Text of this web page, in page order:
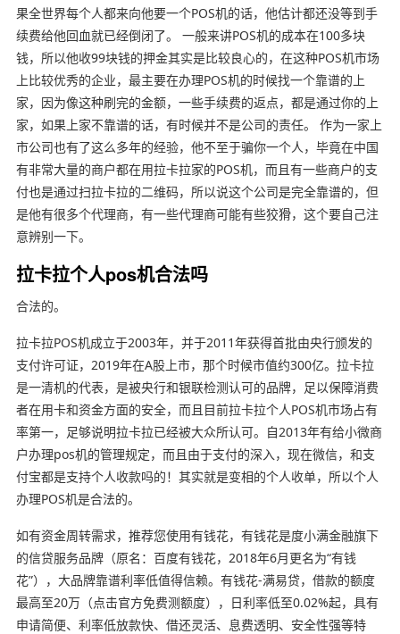
果全世界每个人都来向他要一个POS机的话，他估计都还没等到手
续费给他回血就已经倒闭了。 一般来讲POS机的成本在100多块
钱，所以他收99块钱的押金其实是比较良心的，在这种POS机市场
上比较优秀的企业，最主要在办理POS机的时候找一个靠谱的上
家，因为像这种刷完的金额，一些手续费的返点，都是通过你的上
家，如果上家不靠谱的话，有时候并不是公司的责任。 作为一家上
市公司也有了这么多年的经验，他不至于骗你一个人，毕竟在中国
有非常大量的商户都在用拉卡拉家的POS机，而且有一些商户的支
付也是通过扫拉卡拉的二维码，所以说这个公司是完全靠谱的，但
是他有很多个代理商，有一些代理商可能有些狡猾，这个要自己注
意辨别一下。
拉卡拉个人pos机合法吗
合法的。
拉卡拉POS机成立于2003年，并于2011年获得首批由央行颁发的
支付许可证，2019年在A股上市，那个时候市值约300亿。拉卡拉
是一清机的代表，是被央行和银联检测认可的品牌，足以保障消费
者在用卡和资金方面的安全，而且目前拉卡拉个人POS机市场占有
率第一，足够说明拉卡拉已经被大众所认可。自2013年有给小微商
户办理pos机的管理规定，而且由于支付的深入，现在微信，和支
付宝都是支持个人收款吗的！其实就是变相的个人收单，所以个人
办理POS机是合法的。
如有资金周转需求，推荐您使用有钱花，有钱花是度小满金融旗下
的信贷服务品牌（原名：百度有钱花，2018年6月更名为“有钱
花”），大品牌靠谱利率低值得信赖。有钱花-满易贷，借款的额度
最高至20万（点击官方免费测额度），日利率低至0.02%起，具有
申请简便、利率低放款快、借还灵活、息费透明、安全性强等特